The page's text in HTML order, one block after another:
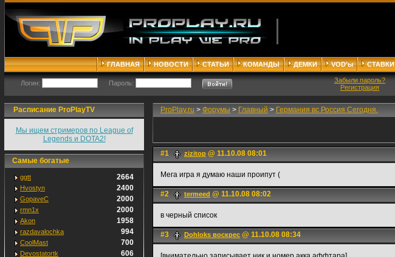
ГЛАВНАЯ НОВОСТИ СТАТЬИ КОМАНДЫ ДЕМКИ VOD'ы СТАВКИ
Логин: Пароль:
Забыли пароль?
Регистрация
Расписание ProPlayTV
Мы ищем стримеров по League of
Legends и DOTA2!
Самые богатые
ggtt 2664
Hvostyn 2400
GopaveC 2000
rmn1x 2000
Akon 1958
razdavalochka 994
CoolMast 700
Devostatortk 606
ProPlay.ru > Форумы > Главный > Германия вс Россия Сегодня.
#1 zizitop @ 11.10.08 08:01
Мега игра я думаю наши проипут (
#2 termeed @ 11.10.08 08:02
в черный список
#3 Dohloks воскрес @ 11.10.08 08:34